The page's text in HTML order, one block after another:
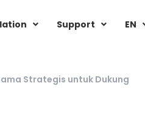
Support EN
Strategis untuk Dukung